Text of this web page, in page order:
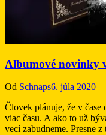
Albumové novinky
Od Schnaps6. júla 2020
Človek plánuje, že v
viac času. A ako to už
vecí zabudneme. Presne